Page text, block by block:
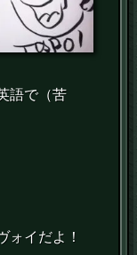
語で（苦
ォイだよ！